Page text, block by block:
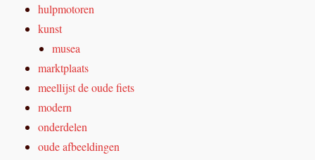
hulpmotoren
kunst
musea
marktplaats
meellijst de oude fiets
modern
onderdelen
oude afbeeldingen